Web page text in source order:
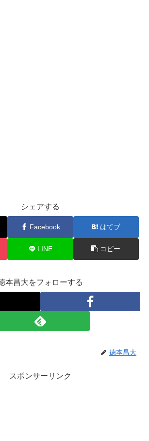
シェアする
Facebook はてブ
LINE コピー
本昌大をフォローする
徳本昌大
スポンサーリンク